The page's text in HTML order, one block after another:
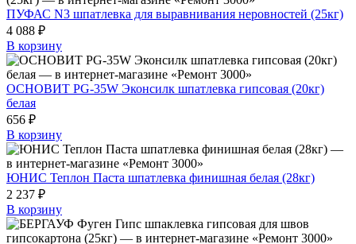
ПУФАС N3 шпатлевка для выравнивания неровностей (25кг)
4 088 ₽
В корзину
ОСНОВИТ PG-35W Эконсилк шпатлевка гипсовая (20кг)
белая
656 ₽
В корзину
ЮНИС Теплон Паста шпатлевка финишная белая (28кг)
2 237 ₽
В корзину